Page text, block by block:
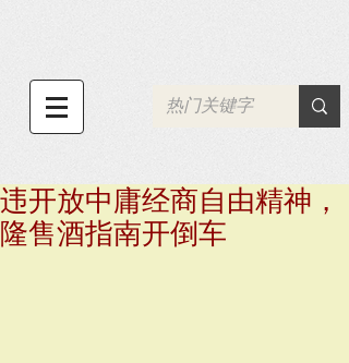
违开放中庸经商自由精神，
隆售酒指南开倒车